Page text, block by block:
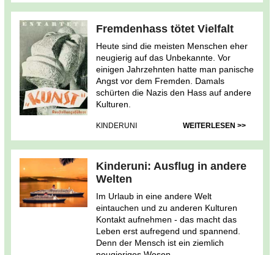
Fremdenhass tötet Vielfalt
Heute sind die meisten Menschen eher
neugierig auf das Unbekannte. Vor
einigen Jahrzehnten hatte man panische
Angst vor dem Fremden. Damals
schürten die Nazis den Hass auf andere
Kulturen.
KINDERUNI WEITERLESEN >>
Kinderuni: Ausflug in andere
Welten
Im Urlaub in eine andere Welt
eintauchen und zu anderen Kulturen
Kontakt aufnehmen - das macht das
Leben erst aufregend und spannend.
Denn der Mensch ist ein ziemlich